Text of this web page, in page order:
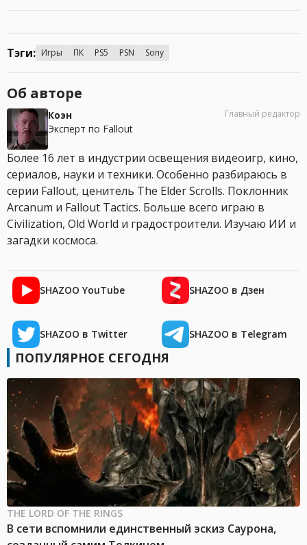
Тэги: Игры ПК PS5 PSN Sony
Об авторе
Коэн
Эксперт по Fallout
Главный редактор
Более 16 лет в индустрии освещения видеоигр, кино,
сериалов, науки и техники. Особенно разбираюсь в
серии Fallout, ценитель The Elder Scrolls. Поклонник
Arcanum и Fallout Tactics. Больше всего играю в
Civilization, Old World и градостроители. Изучаю ИИ и
загадки космоса.
SHAZOO YouTube SHAZOO в Дзен
SHAZOO в Twitter SHAZOO в Telegram
ПОПУЛЯРНОЕ СЕГОДНЯ
THE LORD OF THE RINGS
В сети вспомнили единственный эскиз Саурона,